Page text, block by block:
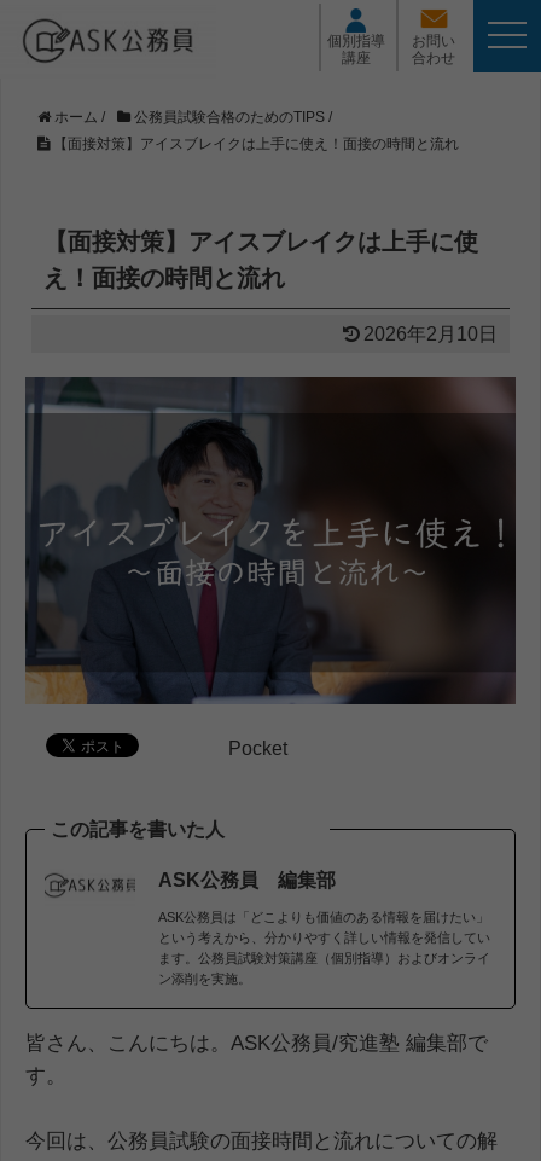
個別指導
講座
お問い
合わせ
t
o
g
i
ホーム / 公務員試験合格のためのTIPS /
【面接対策】アイスブレイクは上手に使え！面接の時間と流れ
【面接対策】アイスブレイクは上手に使
え！面接の時間と流れ
2026年2月10日
Pocket
この記事を書いた人
ASK公務員 編集部
ASK公務員は「どこよりも価値のある情報を届けたい」
という考えから、分かりやすく詳しい情報を発信してい
ます。公務員試験対策講座（個別指導）およびオンライ
ン添削を実施。
皆さん、こんにちは。ASK公務員/究進塾 編集部で
す。
今回は、公務員試験の面接時間と流れについての解